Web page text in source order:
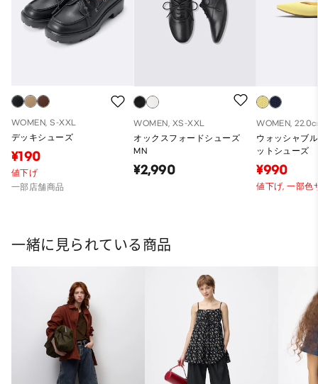
WOMEN, S-XXL
デッキシューズ
¥190
値下げ
一部店舗商品
WOMEN, XS-XXL
オックスフォードシューズ
MN
¥2,990
WOMEN,
ウォッシャブ
ットシューズ
¥990
値下げ,一部色
一緒に見られている商品